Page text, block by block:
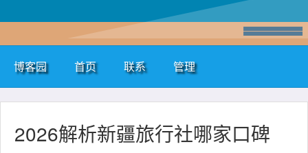
博客园 首页 联系 管理
2026解析新疆旅行社哪家口碑